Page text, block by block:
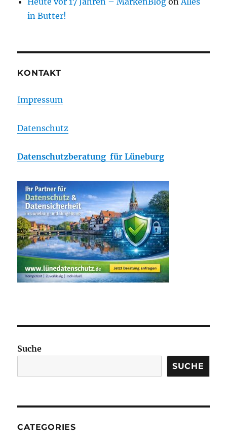
in Butter!
KONTAKT
Impressum
Datenschutz
Datenschutzberatung für Lüneburg
Suche
SUCHE
CATEGORIES